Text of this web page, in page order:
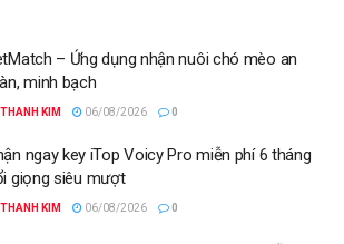
– Ứng dụng nhận nuôi chó mèo an
minh bạch
THANH KIM 06/08/2026 0
ngay key iTop Voicy Pro miễn phí 6 tháng
giọng siêu mượt
THANH KIM 06/08/2026 0